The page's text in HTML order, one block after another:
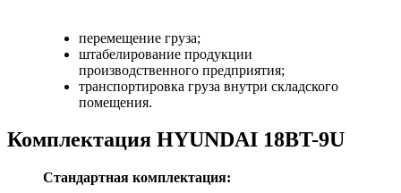
перемещение груза;
штабелирование продукции
производственного предприятия;
транспортировка груза внутри складского
помещения.
Комплектация HYUNDAI 18BT-9U
Стандартная комплектация: